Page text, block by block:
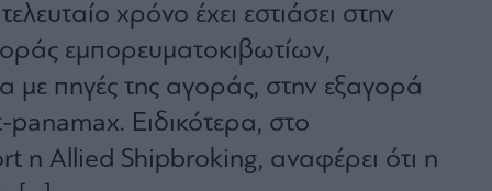
χρόνο έχει εστιάσει στην
εμπορευματοκιβωτίων,
πηγές της αγοράς, στην εξαγορά
Ειδικότερα, στο
η Allied Shipbroking, αναφέρει ότι η